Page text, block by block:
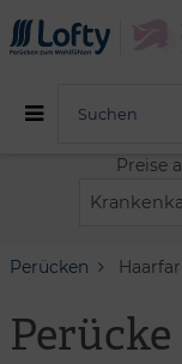
Preise
Perücken